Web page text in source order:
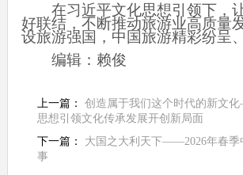
在习近平文化思想引领下，
好联结，不断推动旅游业高质量
设旅游强国，中国旅游精彩纷呈
编辑：赖俊
上一篇： 创造属于我们这个时代的新文
思想引领文化传承发展开创新局面
下一篇： 大国之大利天下——2026年春季
事